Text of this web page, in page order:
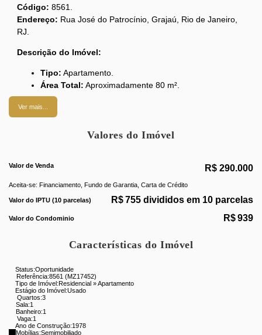
Código: 8561.
Endereço: Rua José do Patrocínio, Grajaú, Rio de Janeiro,
RJ.
Descrição do Imóvel:
Tipo: Apartamento.
Área Total: Aproximadamente 80 m².
Quartos:
Banheiros:
Grande com copa.
Ao lado do Hospital dos Italianos
Bares tradicionais do Grajaú
Vários clubes e praças para lazer
Proximidades:
bairro
Observação:Por motivo de segurança, não fornecemos a
Ver mais...
Valores do Imóvel
R$ 290.000
Valor de Venda
Aceita-se: Financiamento, Fundo de Garantia, Carta de Crédito
Valor do IPTU (10 parcelas) R$755 divididos em 10 parcelas
Valor do Condominio R$939
Características do Imóvel
Status:Oportunidade
Referência:8561 (MZ17452)
Tipo de Imóvel:Residencial »Apartamento
Estágio do Imóvel:Usado
Quartos:3
Sala:1
Banheiro:1
Vaga:1
Ano de Construção:1978
Mobílias:Semimobiliado